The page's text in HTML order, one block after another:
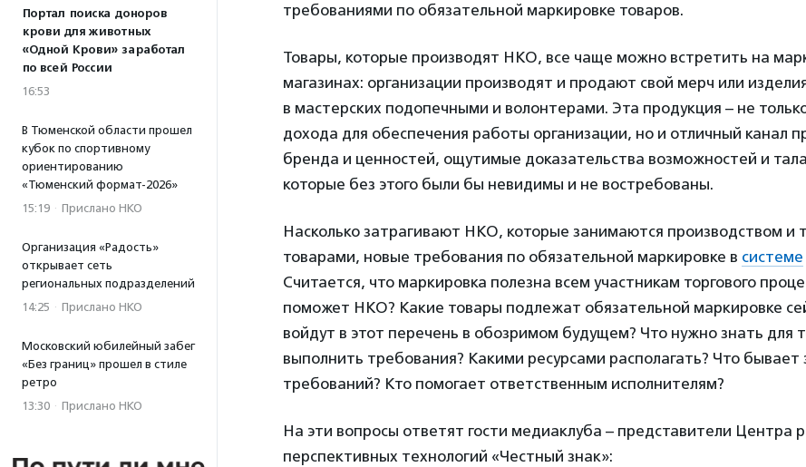
Портал поиска доноров
крови для животных
«Одной Крови» заработал
по всей России
16:53
В Тюменской области прошел
кубок по спортивному
ориентированию
«Тюменский формат-2026»
15:19 · Прислано НКО
Организация «Радость»
открывает сеть
региональных подразделений
14:25 · Прислано НКО
Московский юбилейный забег
«Без границ» прошел в стиле
ретро
13:30 · Прислано НКО
требованиями по обязательной маркировке товаров.
Товары, которые производят НКО, все чаще можно встретить на
магазинах: организации производят и продают свой мерч или
в мастерских подопечными и волонтерами. Эта продукция – не
дохода для обеспечения работы организации, но и отличный канал
бренда и ценностей, ощутимые доказательства возможностей и
которые без этого были бы невидимы и не востребованы.
Насколько затрагивают НКО, которые занимаются производством и
товарами, новые требования по обязательной маркировке в системе
Считается, что маркировка полезна всем участникам торгового
поможет НКО? Какие товары подлежат обязательной маркировке
войдут в этот перечень в обозримом будущем? Что нужно знать для
выполнить требования? Какими ресурсами располагать? Что
требований? Кто помогает ответственным исполнителям?
На эти вопросы ответят гости медиаклуба – представители Центра
перспективных технологий «Честный знак»: